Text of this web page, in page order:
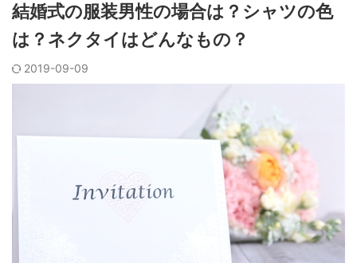
結婚式の服装男性の場合は？シャツの色
は？ネクタイはどんなもの？
2019-09-09